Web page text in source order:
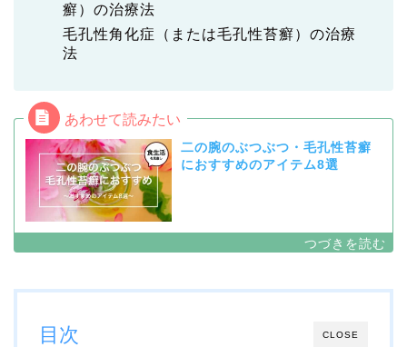
癬）の治療法
毛孔性角化症（または毛孔性苔癬）の治療
法
二の腕のぶつぶつ・毛孔性苔癬
におすすめのアイテム8選
CLOSE
目次